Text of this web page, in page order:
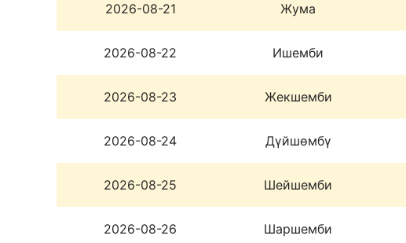
2026-08-21 Жума
2026-08-22 Ишемби
2026-08-23 Жекшемби
2026-08-24 Дүйшөмбү
2026-08-25 Шейшемби
2026-08-26 Шаршемби